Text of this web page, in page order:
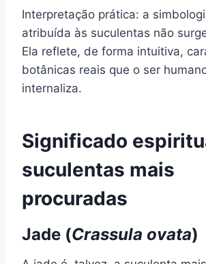
Interpretação prática: a
atribuída às suculentas não
Ela reflete, de forma intuitiva,
botânicas reais que o ser
internaliza.
Significado
suculentas mais
procuradas
Jade (Crassula ovata)